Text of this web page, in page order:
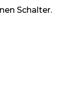
Schalter.